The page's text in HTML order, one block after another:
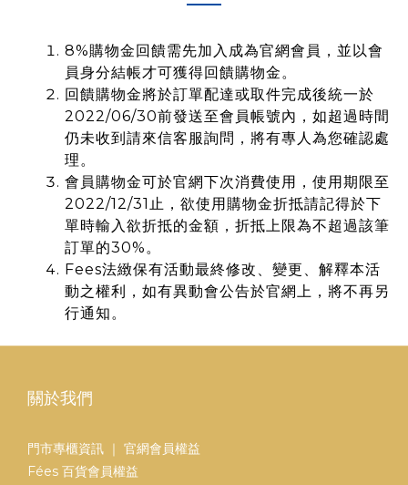
8%購物金回饋需先加入成為官網會員，並以會
員身分結帳才可獲得回饋購物金。
回饋購物金將於訂單配達或取件完成後統一於
2022/06/30前發送至會員帳號內，如超過時間
仍未收到請來信客服詢問，將有專人為您確認處
理。
會員購物金可於官網下次消費使用，使用期限至
2022/12/31止，欲使用購物金折抵請記得於下
單時輸入欲折抵的金額，折抵上限為不超過該筆
訂單的30%。
Fees法緻保有活動最終修改、變更、解釋本活
動之權利，如有異動會公告於官網上，將不再另
行通知。
關於我們
門市專櫃資訊 ｜ 官網會員權益
Fées 百貨會員權益